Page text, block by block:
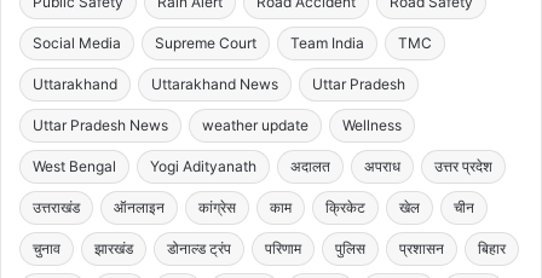
Social Media Supreme Court Team India TMC
Uttarakhand Uttarakhand News Uttar Pradesh
Uttar Pradesh News weather update Wellness
West Bengal Yogi Adityanath अदालत अपराध उत्तर प्रदेश
उत्तराखंड ऑनलाइन कांग्रेस काम क्रिकेट खेल चीन
चुनाव झारखंड डोनाल्ड ट्रंप परिणाम पुलिस प्रशासन बिहार